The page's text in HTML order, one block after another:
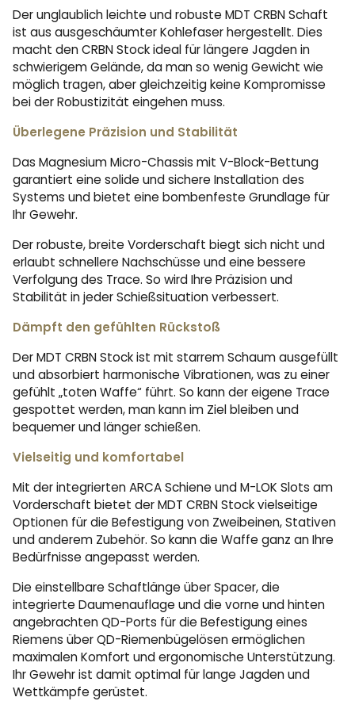
Der unglaublich leichte und robuste MDT CRBN Schaft
ist aus ausgeschäumter Kohlefaser hergestellt. Dies
macht den CRBN Stock ideal für längere Jagden in
schwierigem Gelände, da man so wenig Gewicht wie
möglich tragen, aber gleichzeitig keine Kompromisse
bei der Robustizität eingehen muss.
Überlegene Präzision und Stabilität
Das Magnesium Micro-Chassis mit V-Block-Bettung
garantiert eine solide und sichere Installation des
Systems und bietet eine bombenfeste Grundlage für
Ihr Gewehr.
Der robuste, breite Vorderschaft biegt sich nicht und
erlaubt schnellere Nachschüsse und eine bessere
Verfolgung des Trace. So wird Ihre Präzision und
Stabilität in jeder Schießsituation verbessert.
Dämpft den gefühlten Rückstoß
Der MDT CRBN Stock ist mit starrem Schaum ausgefüllt
und absorbiert harmonische Vibrationen, was zu einer
gefühlt „toten Waffe“ führt. So kann der eigene Trace
gespottet werden, man kann im Ziel bleiben und
bequemer und länger schießen.
Vielseitig und komfortabel
Mit der integrierten ARCA Schiene und M-LOK Slots am
Vorderschaft bietet der MDT CRBN Stock vielseitige
Optionen für die Befestigung von Zweibeinen, Stativen
und anderem Zubehör. So kann die Waffe ganz an Ihre
Bedürfnisse angepasst werden.
Die einstellbare Schaftlänge über Spacer, die
integrierte Daumenauflage und die vorne und hinten
angebrachten QD-Ports für die Befestigung eines
Riemens über QD-Riemenbügelösen ermöglichen
maximalen Komfort und ergonomische Unterstützung.
Ihr Gewehr ist damit optimal für lange Jagden und
Wettkämpfe gerüstet.